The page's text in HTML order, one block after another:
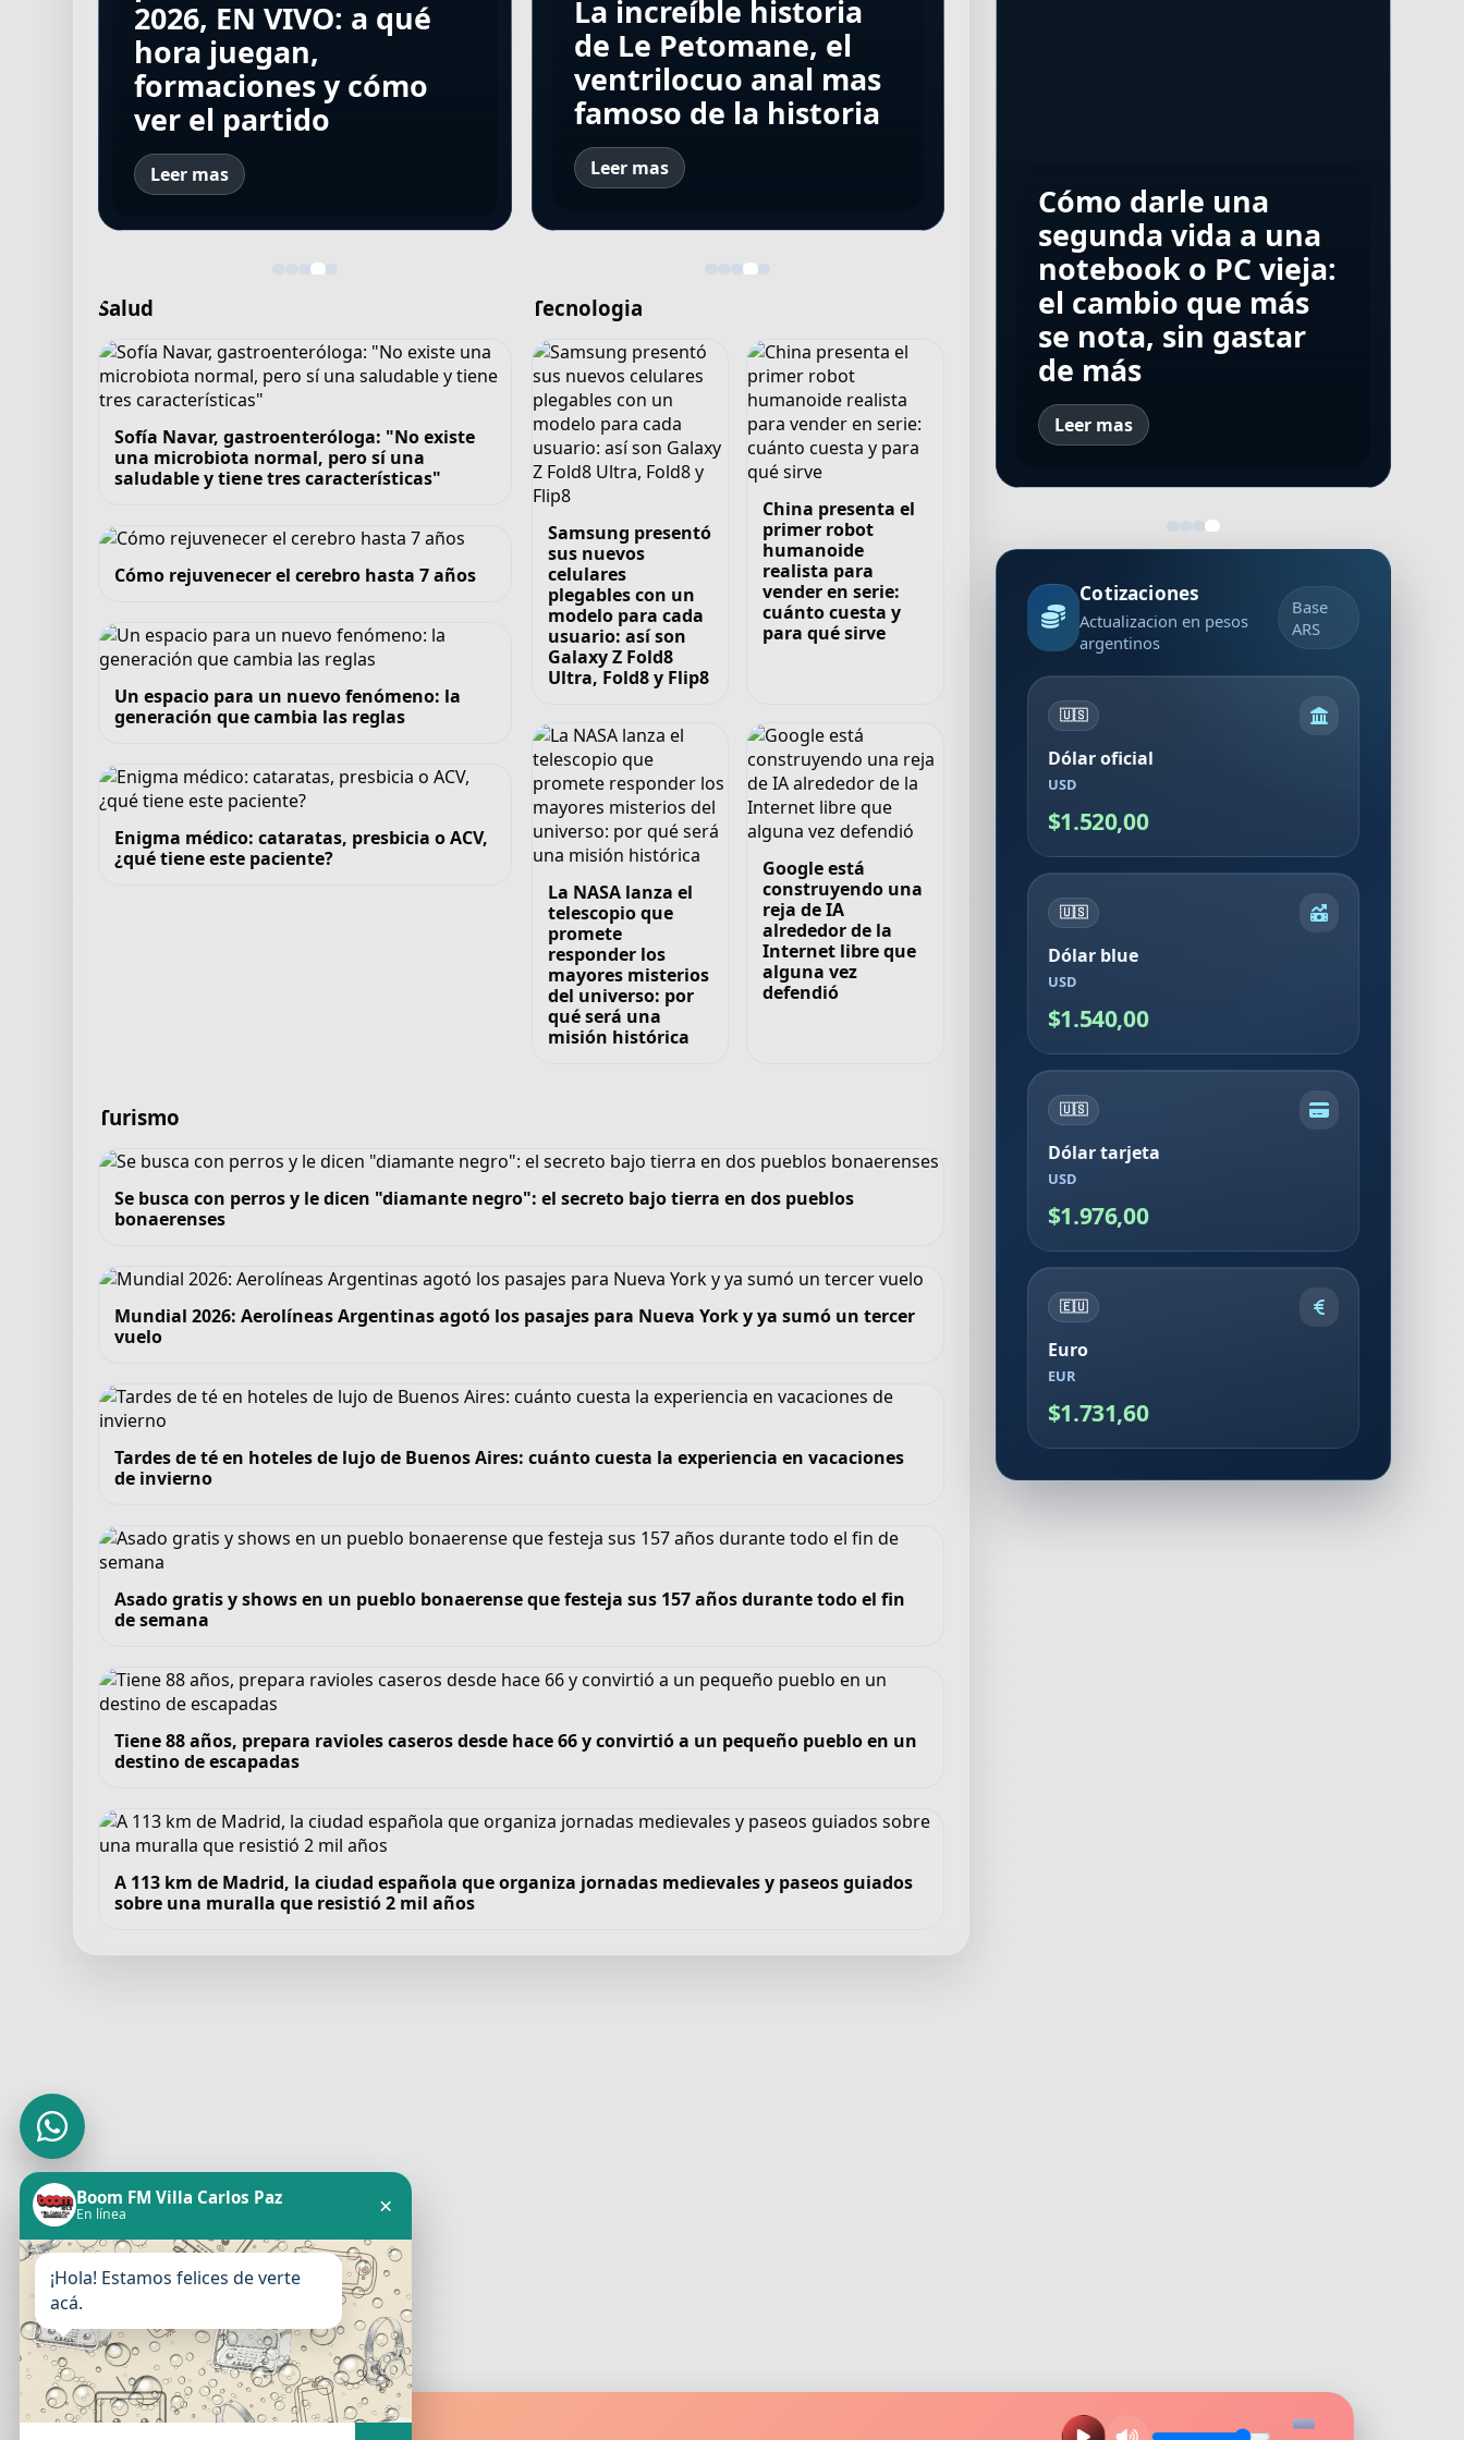
ascender a Aruba en la
Copa Davis y preparó el
equipo en un
container de Cañuelas
gran promesa del
fútbol marroquí que
murió ahogada en el
cruce masivo a Ceuta
Torneo Clausura 2026,
EN VIVO: a qué hora
juegan, formaciones y
cómo ver el partido
2026, EN VIVO: a qué
hora juegan,
formaciones y cómo
ver el partido
Leer mas
Torneo Clausura 2026,
EN VIVO: a qué hora
juegan, formaciones y
cómo ver el partido
formarán parte de
Moria, la serie que
estrenará Netflix para
celebrar sus 80 años
Gran Hermano sorteó
una casa dentro de la
casa, pero el reality
sigue sin despegar
Campanita, flamante
eliminada de Gran
Hermano ¿es o se
hace?
La increíble historia
de Le Petomane, el
ventrilocuo anal mas
famoso de la historia
Leer mas
los 35 años de
"casados" y qué mejor
que celebrarlo con
canciones de amor
Salud
Sofía Navar, gastroenteróloga: "No existe
una microbiota normal, pero sí una
saludable y tiene tres características"
Cómo rejuvenecer el cerebro hasta 7 años
Un espacio para un nuevo fenómeno: la
generación que cambia las reglas
Enigma médico: cataratas, presbicia o ACV,
¿qué tiene este paciente?
Tecnologia
Samsung presentó
sus nuevos
celulares
plegables con un
modelo para cada
usuario: así son
Galaxy Z Fold8
Ultra, Fold8 y Flip8
China presenta el
primer robot
humanoide
realista para
vender en serie:
cuánto cuesta y
para qué sirve
La NASA lanza el
telescopio que
promete
responder los
mayores misterios
del universo: por
qué será una
misión histórica
Google está
construyendo una
reja de IA
alrededor de la
Internet libre que
alguna vez
defendió
Turismo
Se busca con perros y le dicen "diamante negro": el secreto bajo tierra en dos pueblos
bonaerenses
Mundial 2026: Aerolíneas Argentinas agotó los pasajes para Nueva York y ya sumó un tercer
vuelo
Tardes de té en hoteles de lujo de Buenos Aires: cuánto cuesta la experiencia en vacaciones
de invierno
Asado gratis y shows en un pueblo bonaerense que festeja sus 157 años durante todo el fin
de semana
Tiene 88 años, prepara ravioles caseros desde hace 66 y convirtió a un pequeño pueblo en un
destino de escapadas
A 113 km de Madrid, la ciudad española que organiza jornadas medievales y paseos guiados
sobre una muralla que resistió 2 mil años
Los albañiles
coinciden: "Obras
que antes podían
durar seis o siete
meses ahora se van a
ocho o nueve"
Cómo reinterpretar
la mística del golf
con una impronta
contemporánea
Italia confirma que
la cultura impulsa el
turismo, el empleo y
el desarrollo
económico
Cómo darle una
segunda vida a una
notebook o PC vieja:
el cambio que más
se nota, sin gastar
de más
Leer mas
Cotizaciones
Actualizacion en pesos
argentinos
Base
ARS
🇺🇸
Dólar oficial
USD
$1.520,00
🇺🇸
Dólar blue
USD
$1.540,00
🇺🇸
Dólar tarjeta
USD
$1.976,00
🇪🇺
Euro
EUR
$1.731,60
Boom FM
Boom FM Villa Carlos Paz
En línea ×
¡Hola! Estamos felices de verte
acá.